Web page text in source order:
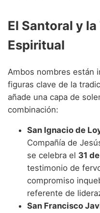
El Santoral y
Espiritual
Ambos nombres están
figuras clave de la
añade una capa de
combinación:
San Ignacio de
Compañía de
se celebra el 31
testimonio de
compromiso
referente de
San Francisco